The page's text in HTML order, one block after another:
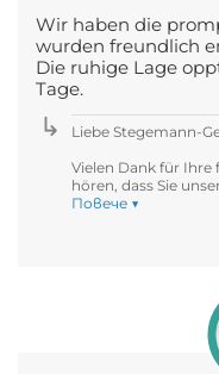
Wir haben die
wurden freundlich
Die ruhige Lage
Tage.
Liebe Stegemann-
Vielen Dank für Ihre
hören, dass Sie
Повече ▼